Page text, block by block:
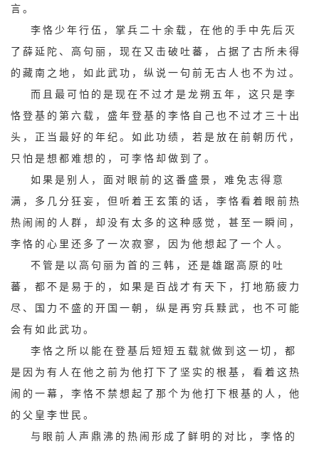
言。
李恪少年行伍，掌兵二十余载，在他的手中先后灭
了薛延陀、高句丽，现在又击破吐蕃，占据了古所未得
的藏南之地，如此武功，纵说一句前无古人也不为过。
而且最可怕的是现在不过才是龙朔五年，这只是李
恪登基的第六载，盛年登基的李恪自己也不过才三十出
头，正当最好的年纪。如此功绩，若是放在前朝历代，
只怕是想都难想的，可李恪却做到了。
如果是别人，面对眼前的这番盛景，难免志得意
满，多几分狂妄，但听着王玄策的话，李恪看着眼前热
热闹闹的人群，却没有太多的这种感觉，甚至一瞬间，
李恪的心里还多了一次寂寥，因为他想起了一个人。
不管是以高句丽为首的三韩，还是雄踞高原的吐
蕃，都不是易于的，如果是百战才有天下，打地筋疲力
尽、国力不盛的开国一朝，纵是再穷兵黩武，也不可能
会有如此武功。
李恪之所以能在登基后短短五载就做到这一切，都
是因为有人在他之前为他打下了坚实的根基，看着这热
闹的一幕，李恪不禁想起了那个为他打下根基的人，他
的父皇李世民。
与眼前人声鼎沸的热闹形成了鲜明的对比，李恪的